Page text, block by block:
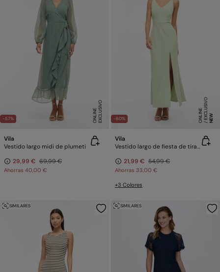
-57% E
X
C
L
U
SI
V
O
O
N
LI
N
E
Vila
Vestido largo midi de plumeti
29,99 € 69,99 €
Ahorras 40,00 €
-60% NEW
E
X
C
L
USI
V
O
O
N
LI
N
E
Vila
Vestido largo de fiesta de tirantes
21,99 € 54,99 €
Ahorras 33,00 €
+3 Colores
SIMILARES SIMILARES